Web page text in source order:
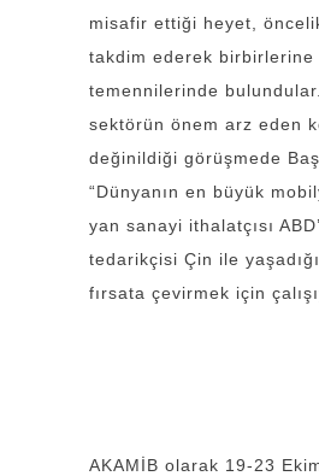
misafir ettiği heyet,
takdim ederek birbirlerine
temennilerinde
sektörün önem arz eden
değinildiği görüşmede
“Dünyanın en büyük
yan sanayi ithalatçısı
tedarikçisi Çin ile
fırsata çevirmek için
AKAMİB olarak 19-23